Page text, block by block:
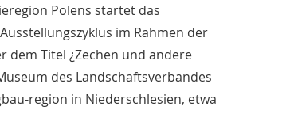
Polens startet das
im Rahmen der
dem Titel ¿Zechen und andere
des Landschaftsverbandes
region in Niederschlesien, etwa